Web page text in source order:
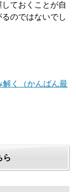
ておくことが自
のではないでし
解く（かんばん最
ら